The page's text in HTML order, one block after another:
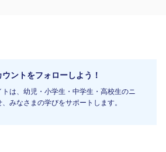
ントをフォローしよう！
は、幼児・小学生・中学生・高校生のニ
みなさまの学びをサポートします。